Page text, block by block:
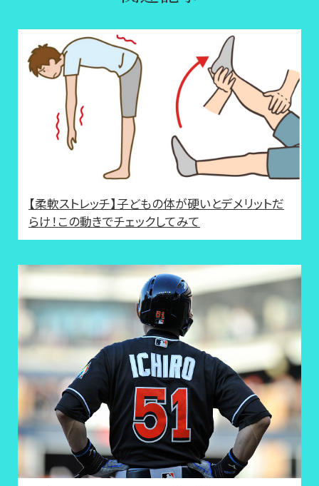
【柔軟ストレッチ】子どもの体が硬いとデメリットだ
らけ！この動きでチェックしてみて